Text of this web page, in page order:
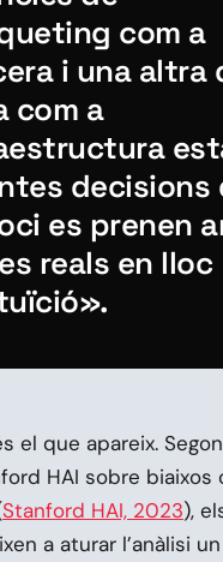
com a
i una altra
com a
decisions
es prenen
reals en lloc
el que apareix.
HAI sobre biaixos
Stanford HAI, 2023),
a aturar l’anàlisi